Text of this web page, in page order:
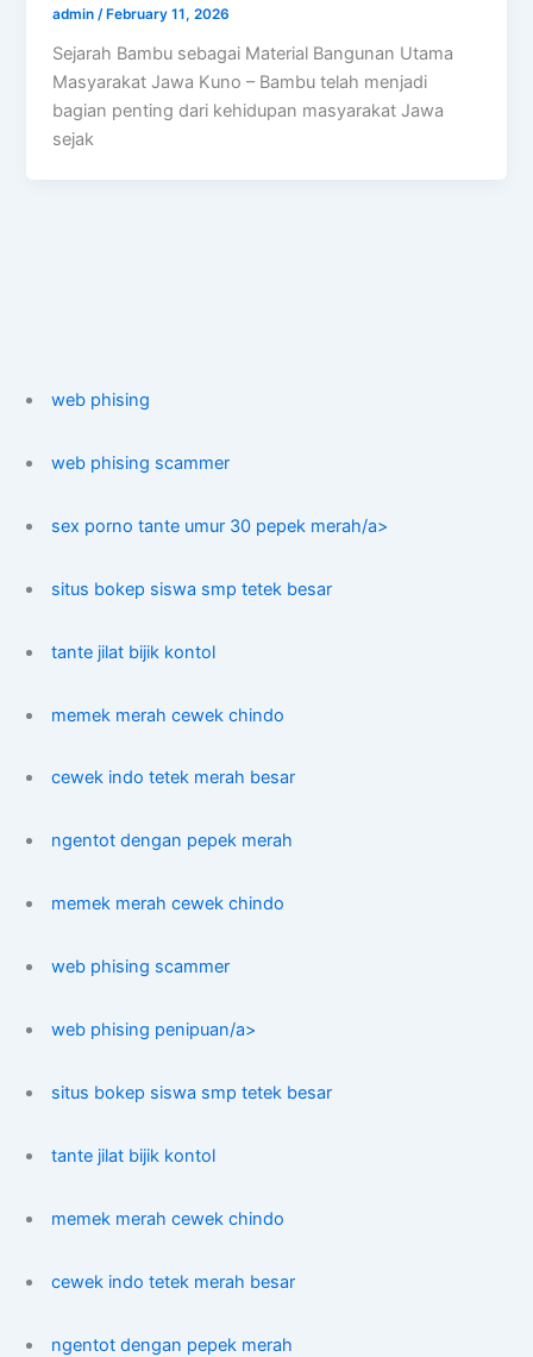
admin/ February 11, 2026
Sejarah Bambu sebagai Material Bangunan Utama
Masyarakat Jawa Kuno – Bambu telah menjadi
bagian penting dari kehidupan masyarakat Jawa
sejak
web phising
web phising scammer
sex porno tante umur 30 pepek merah/a>
situs bokep siswa smp tetek besar
tante jilat bijik kontol
memek merah cewek chindo
cewek indo tetek merah besar
ngentot dengan pepek merah
memek merah cewek chindo
web phising scammer
web phising penipuan/a>
situs bokep siswa smp tetek besar
tante jilat bijik kontol
memek merah cewek chindo
cewek indo tetek merah besar
ngentot dengan pepek merah